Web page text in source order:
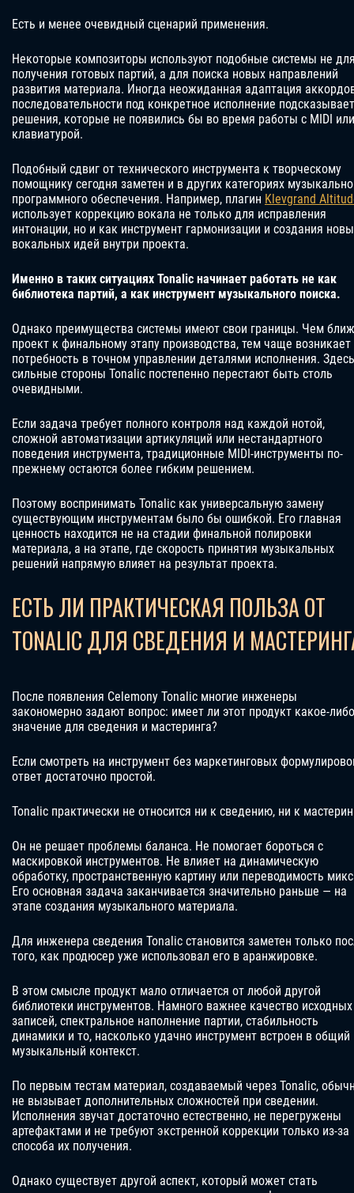
Есть и менее очевидный сценарий применения.
Некоторые композиторы используют подобные системы не
получения готовых партий, а для поиска новых направлений
развития материала. Иногда неожиданная адаптация
последовательности под конкретное исполнение подсказывает
решения, которые не появились бы во время работы с MIDI или
клавиатурой.
Подобный сдвиг от технического инструмента к творческому
помощнику сегодня заметен и в других категориях
программного обеспечения. Например, плагин Klevgrand
использует коррекцию вокала не только для исправления
интонации, но и как инструмент гармонизации и создания
вокальных идей внутри проекта.
Именно в таких ситуациях Tonalic начинает работать не как
библиотека партий, а как инструмент музыкального поиска.
Однако преимущества системы имеют свои границы. Чем
проект к финальному этапу производства, тем чаще возникает
потребность в точном управлении деталями исполнения. Здесь
сильные стороны Tonalic постепенно перестают быть столь
очевидными.
Если задача требует полного контроля над каждой нотой,
сложной автоматизации артикуляций или нестандартного
поведения инструмента, традиционные MIDI-инструменты по-
прежнему остаются более гибким решением.
Поэтому воспринимать Tonalic как универсальную замену
существующим инструментам было бы ошибкой. Его главная
ценность находится не на стадии финальной полировки
материала, а на этапе, где скорость принятия музыкальных
решений напрямую влияет на результат проекта.
ЕСТЬ ЛИ ПРАКТИЧЕСКАЯ ПОЛЬЗА ОТ
TONALIC ДЛЯ СВЕДЕНИЯ И
После появления Celemony Tonalic многие инженеры
закономерно задают вопрос: имеет ли этот продукт какое-либо
значение для сведения и мастеринга?
Если смотреть на инструмент без маркетинговых
ответ достаточно простой.
Tonalic практически не относится ни к сведению, ни к
Он не решает проблемы баланса. Не помогает бороться с
маскировкой инструментов. Не влияет на динамическую
обработку, пространственную картину или переводимость
Его основная задача заканчивается значительно раньше — на
этапе создания музыкального материала.
Для инженера сведения Tonalic становится заметен только
того, как продюсер уже использовал его в аранжировке.
В этом смысле продукт мало отличается от любой другой
библиотеки инструментов. Намного важнее качество исходных
записей, спектральное наполнение партии, стабильность
динамики и то, насколько удачно инструмент встроен в общий
музыкальный контекст.
По первым тестам материал, создаваемый через Tonalic,
не вызывает дополнительных сложностей при сведении.
Исполнения звучат достаточно естественно, не перегружены
артефактами и не требуют экстренной коррекции только из-за
способа их получения.
Однако существует другой аспект, который может стать